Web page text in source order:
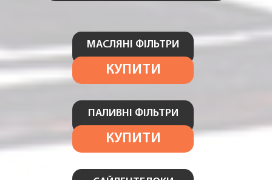
МАСЛЯНІ ФІЛЬТРИ
КУПИТИ
ПАЛИВНІ ФІЛЬТРИ
КУПИТИ